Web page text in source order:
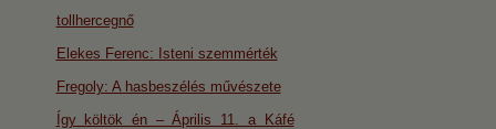
tollhercegnő
Elekes Ferenc: Isteni szemmérték
Fregoly: A hasbeszélés művészete
Így költök én – Április 11. a Káfé